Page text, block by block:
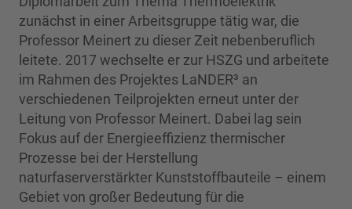
zunächst in einer Arbeitsgruppe tätig war, die
Professor Meinert zu dieser Zeit nebenberuflich
leitete. 2017 wechselte er zur HSZG und arbeitete
im Rahmen des Projektes LaNDER³ an
verschiedenen Teilprojekten erneut unter der
Leitung von Professor Meinert. Dabei lag sein
Fokus auf der Energieeffizienz thermischer
Prozesse bei der Herstellung
naturfaserverstärkter Kunststoffbauteile – einem
Gebiet von großer Bedeutung für die